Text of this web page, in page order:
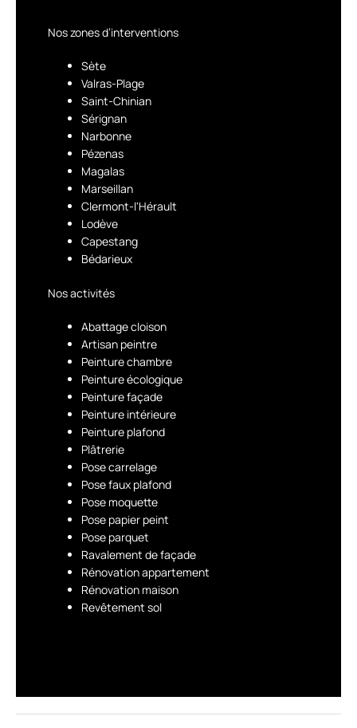
Nos zones d’interventions
Sète
Valras-Plage
Saint-Chinian
Sérignan
Narbonne
Pézenas
Magalas
Marseillan
Clermont-l'Hérault
Lodève
Capestang
Bédarieux
Nos activités
Abattage cloison
Artisan peintre
Peinture chambre
Peinture écologique
Peinture façade
Peinture intérieure
Peinture plafond
Plâtrerie
Pose carrelage
Pose faux plafond
Pose moquette
Pose papier peint
Pose parquet
Ravalement de façade
Rénovation appartement
Rénovation maison
Revêtement sol